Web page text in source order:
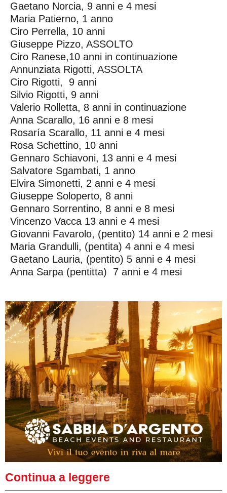
Gaetano Norcia, 9 anni e 4 mesi
Maria Patierno, 1 anno
Ciro Perrella, 10 anni
Giuseppe Pizzo, ASSOLTO
Ciro Ranese,10 anni in continuazione
Annunziata Rigotti, ASSOLTA
Ciro Rigotti, 9 anni
Silvio Rigotti, 9 anni
Valerio Rolletta, 8 anni in continuazione
Anna Scarallo, 16 anni e 8 mesi
Rosaría Scarallo, 11 anni e 4 mesi
Rosa Schettino, 10 anni
Gennaro Schiavoni, 13 anni e 4 mesi
Salvatore Sgambati, 1 anno
Elvira Simonetti, 2 anni e 4 mesi
Giuseppe Soloperto, 8 anni
Gennaro Sorrentino, 8 anni e 8 mesi
Vincenzo Vacca 13 anni e 4 mesi
Giovanni Favarolo, (pentito) 14 anni e 2 mesi
Maria Grandulli, (pentita) 4 anni e 4 mesi
Gaetano Lauria, (pentito) 5 anni e 4 mesi
Anna Sarpa (pentitta) 7 anni e 4 mesi
Continua a leggere